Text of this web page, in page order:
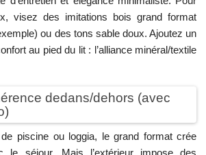
visez des imitations bois grand format
ou des tons sable doux. Ajoutez un
au pied du lit : l’alliance minéral/textile
dedans/dehors (avec
piscine ou loggia, le grand format crée
le séjour. Mais l’extérieur impose des